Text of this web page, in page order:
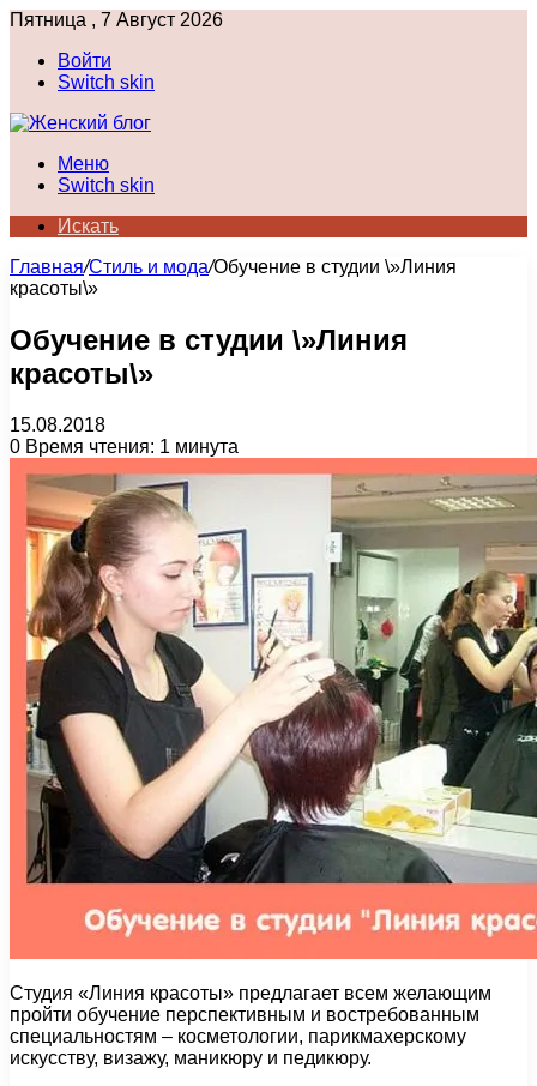
Пятница , 7 Август 2026
Войти
Switch skin
Меню
Switch skin
Искать
Главная/Стиль и мода/Обучение в студии \»Линия
красоты\»
Обучение в студии \»Линия
красоты\»
15.08.2018
0 Время чтения: 1 минута
Студия «Линия красоты» предлагает всем желающим
пройти обучение перспективным и востребованным
специальностям – косметологии, парикмахерскому
искусству, визажу, маникюру и педикюру.